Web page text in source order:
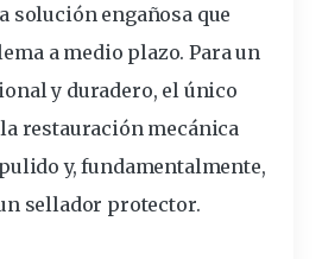
solución engañosa que
a medio plazo. Para un
y duradero, el único
restauración mecánica
pulido y, fundamentalmente,
sellador protector.